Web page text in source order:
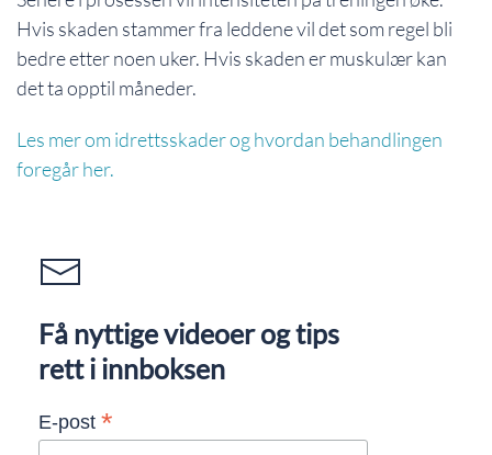
Hvis skaden stammer fra leddene vil det som regel bli
bedre etter noen uker. Hvis skaden er muskulær kan
det ta opptil måneder.
Les mer om idrettsskader og hvordan behandlingen
foregår her.
Få nyttige videoer og tips
rett i innboksen
E-post *